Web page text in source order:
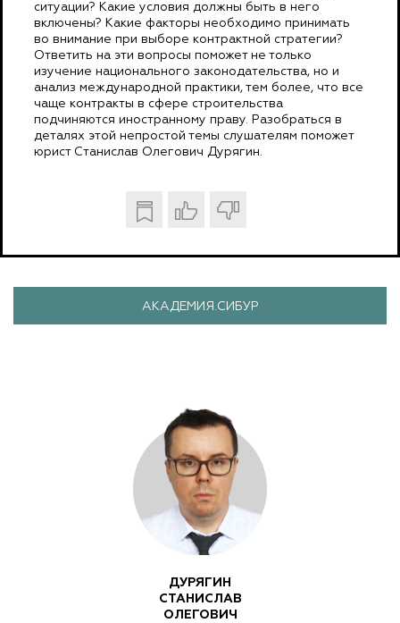
ситуации? Какие условия должны быть в него
включены? Какие факторы необходимо принимать
во внимание при выборе контрактной стратегии?
Ответить на эти вопросы поможет не только
изучение национального законодательства, но и
анализ международной практики, тем более, что все
чаще контракты в сфере строительства
подчиняются иностранному праву. Разобраться в
деталях этой непростой темы слушателям поможет
юрист Станислав Олегович Дурягин.
АКАДЕМИЯ.СИБУР
ДУРЯГИН
СТАНИСЛАВ
ОЛЕГОВИЧ